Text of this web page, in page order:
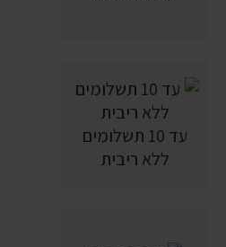
עד 10 תשלומים
ללא ריבית